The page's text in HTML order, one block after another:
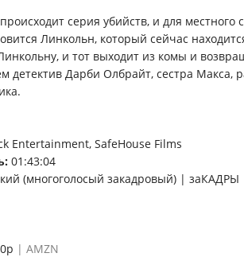
серия убийств, и для местного
Линкольн, который сейчас
и тот выходит из комы и
детектив Дарби Олбрайт, сестра Макса,
Entertainment, SafeHouse Films
01:43:04
(многоголосый закадровый) | заКАДРЫ
| AMZN